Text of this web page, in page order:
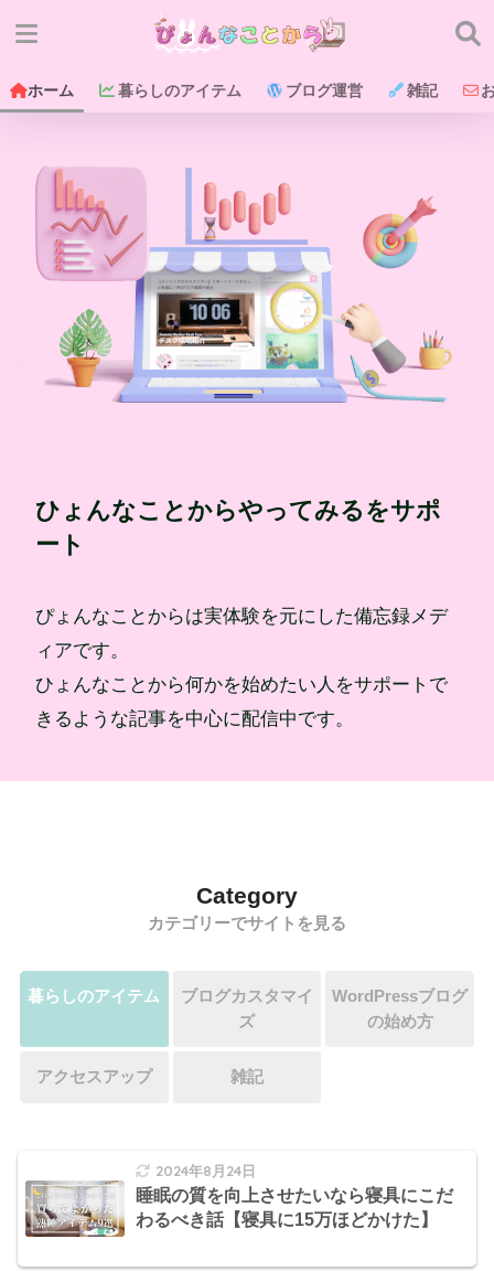
ホーム 暮らしのアイテム ブログ運営 雑記
ひょんなことからやってみるをサポ
ート
ぴょんなことからは実体験を元にした備忘録メデ
ィアです。
ひょんなことから何かを始めたい人をサポートで
きるような記事を中心に配信中です。
Category
カテゴリーでサイトを見る
暮らしのアイテム
ブログカスタマイ
ズ
WordPressブログ
の始め方
アクセスアップ 雑記
2024年8月24日
睡眠の質を向上させたいなら寝具にこだ
わるべき話【寝具に15万ほどかけた】